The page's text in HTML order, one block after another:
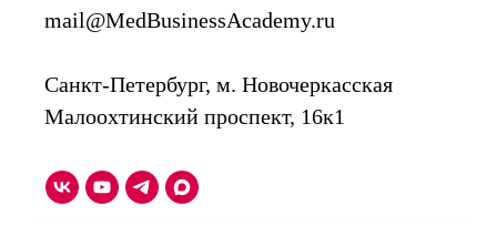
mail@MedBusinessAcademy.ru
Санкт-Петербург, м. Новочеркасская
Малоохтинский проспект, 16к1